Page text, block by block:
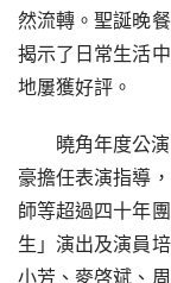
然流轉。聖誕晚
揭示了日常生活
地屢獲好評。
曉角年度公
豪擔任表演指導
師等超過四十年
生」演出及演員
小芳、麥啓斌、